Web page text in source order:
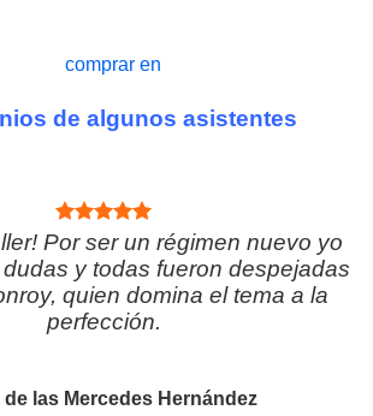
de algunos asistentes
Por ser un régimen nuevo yo
y todas fueron despejadas
quien domina el tema a la
perfección.
de las Mercedes Hernández